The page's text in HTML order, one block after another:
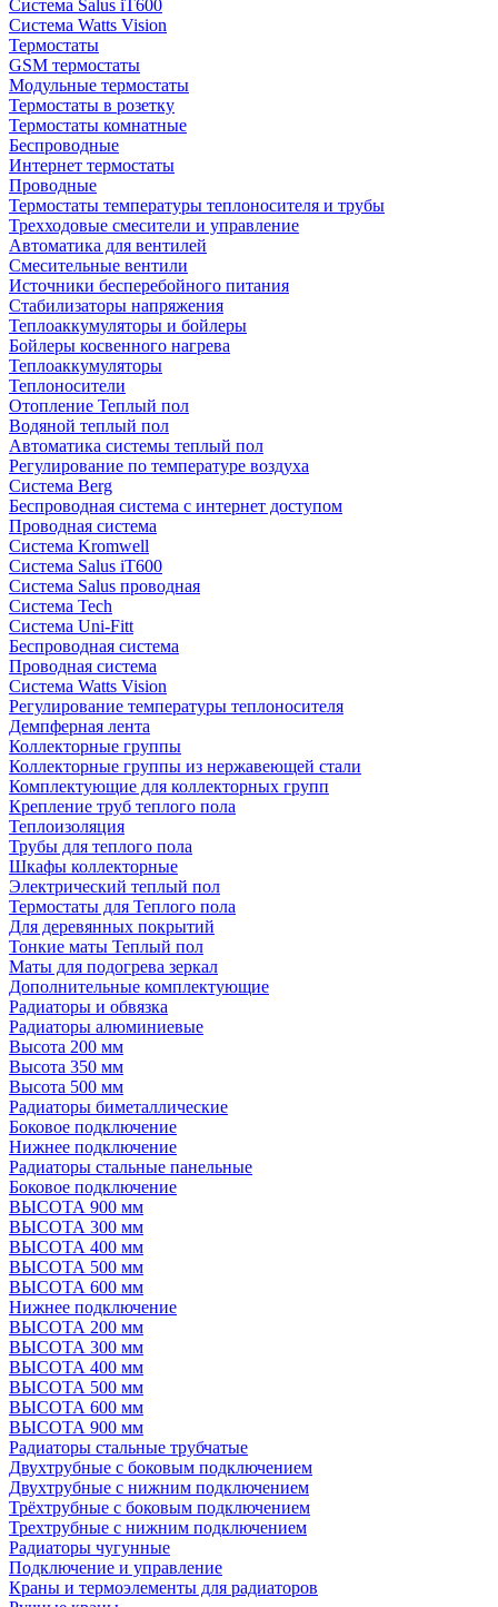
Система Salus iT600
Система Watts Vision
Термостаты
GSM термостаты
Модульные термостаты
Термостаты в розетку
Термостаты комнатные
Беспроводные
Интернет термостаты
Проводные
Термостаты температуры теплоносителя и трубы
Трехходовые смесители и управление
Автоматика для вентилей
Смесительные вентили
Источники бесперебойного питания
Стабилизаторы напряжения
Теплоаккумуляторы и бойлеры
Бойлеры косвенного нагрева
Теплоаккумуляторы
Теплоносители
Отопление Теплый пол
Водяной теплый пол
Автоматика системы теплый пол
Регулирование по температуре воздуха
Система Berg
Беспроводная система с интернет доступом
Проводная система
Система Kromwell
Система Salus iT600
Система Salus проводная
Система Tech
Система Uni-Fitt
Беспроводная система
Проводная система
Система Watts Vision
Регулирование температуры теплоносителя
Демпферная лента
Коллекторные группы
Коллекторные группы из нержавеющей стали
Комплектующие для коллекторных групп
Крепление труб теплого пола
Теплоизоляция
Трубы для теплого пола
Шкафы коллекторные
Электрический теплый пол
Термостаты для Теплого пола
Для деревянных покрытий
Тонкие маты Теплый пол
Маты для подогрева зеркал
Дополнительные комплектующие
Радиаторы и обвязка
Радиаторы алюминиевые
Высота 200 мм
Высота 350 мм
Высота 500 мм
Радиаторы биметаллические
Боковое подключение
Нижнее подключение
Радиаторы стальные панельные
Боковое подключение
ВЫСОТА 900 мм
ВЫСОТА 300 мм
ВЫСОТА 400 мм
ВЫСОТА 500 мм
ВЫСОТА 600 мм
Нижнее подключение
ВЫСОТА 200 мм
ВЫСОТА 300 мм
ВЫСОТА 400 мм
ВЫСОТА 500 мм
ВЫСОТА 600 мм
ВЫСОТА 900 мм
Радиаторы стальные трубчатые
Двухтрубные с боковым подключением
Двухтрубные с нижним подключением
Трёхтрубные с боковым подключением
Трехтрубные с нижним подключением
Радиаторы чугунные
Подключение и управление
Краны и термоэлементы для радиаторов